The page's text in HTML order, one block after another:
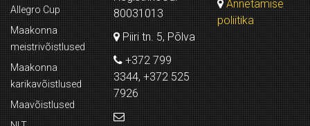
Allegro Cup
Maakonna
meistrivõistlused
Maakonna
karikavõistlused
Maavõistlused
80031013
Piiri tn. 5, Põlva
+372 799
3344, +372 525
7926
Annetamise
poliitika